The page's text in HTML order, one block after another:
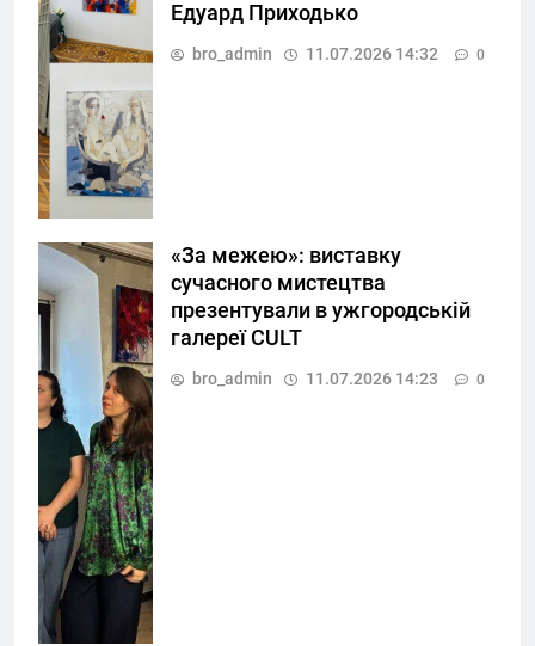
Едуард Приходько
bro_admin 11.07.2026 14:32 0
«За межею»: виставку
сучасного мистецтва
презентували в ужгородській
галереї CULT
bro_admin 11.07.2026 14:23 0